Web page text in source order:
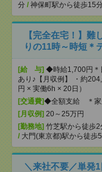
分 / 神保町駅から徒歩15
【完全在宅！】難
りの11時～時短＊
[給 与] ◆時給1,700円＊
あり♪【月収例】 ・約
円 × 実働6h × 20日）
[交通費]◆全額支給 ＊家
[月収例] 20～25万円
[勤務地] 竹芝駅から徒歩2
/ 大門(東京都)駅から徒歩
＼来社不要／単発